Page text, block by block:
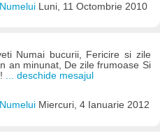
Luni, 11 Octombrie 2010
Numai bucurii, Fericire si zile
an minunat, De zile frumoase Si
... deschide mesajul
Miercuri, 4 Ianuarie 2012